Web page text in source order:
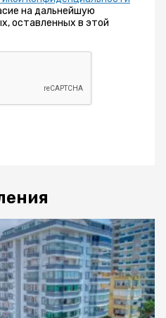
на дальнейшую
оставленных в этой